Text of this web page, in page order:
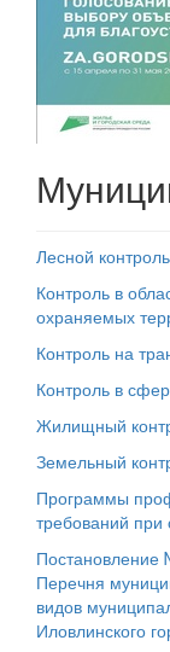
Лесной контроль
Контроль в
охраняемых
Контроль на
Контроль в
Жилищный
Земельный
Программы
требований при
Постановление
Перечня
видов
Иловлинского